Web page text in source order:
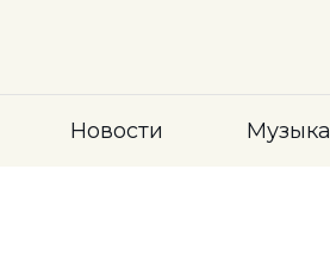
Новости Музыка